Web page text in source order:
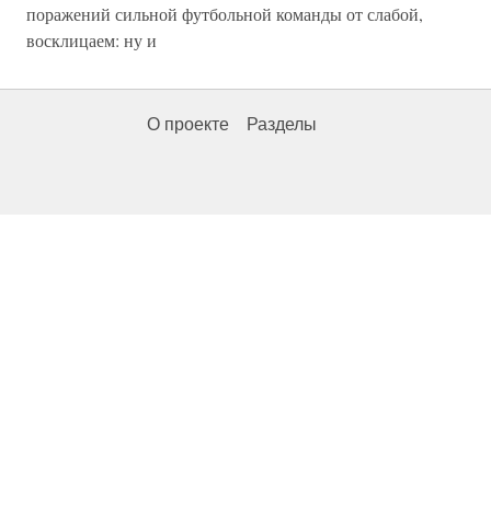
поражений сильной футбольной команды от слабой,
восклицаем: ну и
О проекте Разделы